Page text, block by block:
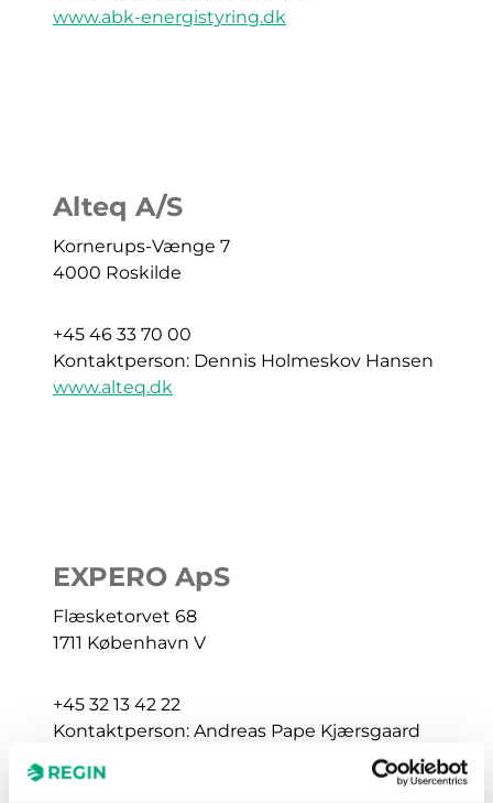
www.abk-energistyring.dk
Alteq A/S
Kornerups-Vænge 7
4000 Roskilde
+45 46 33 70 00
Kontaktperson: Dennis Holmeskov Hansen
www.alteq.dk
EXPERO ApS
Flæsketorvet 68
1711 København V
+45 32 13 42 22
Kontaktperson: Andreas Pape Kjærsgaard